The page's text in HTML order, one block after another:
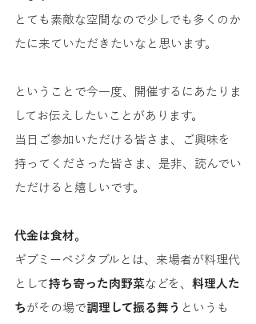
とても素敵な空間なので少しでも多くのか
たに来ていただきたいなと思います。
ということで今一度、開催するにあたりま
してお伝えしたいことがあります。
当日ご参加いただける皆さま、ご興味を
持ってくださった皆さま、是非、読んでい
ただけると嬉しいです。
代金は食材。
ギブミーベジタブルとは、来場者が料理代
として持ち寄った肉野菜などを、 料理人た
ち がその場で調理して振る舞う というも